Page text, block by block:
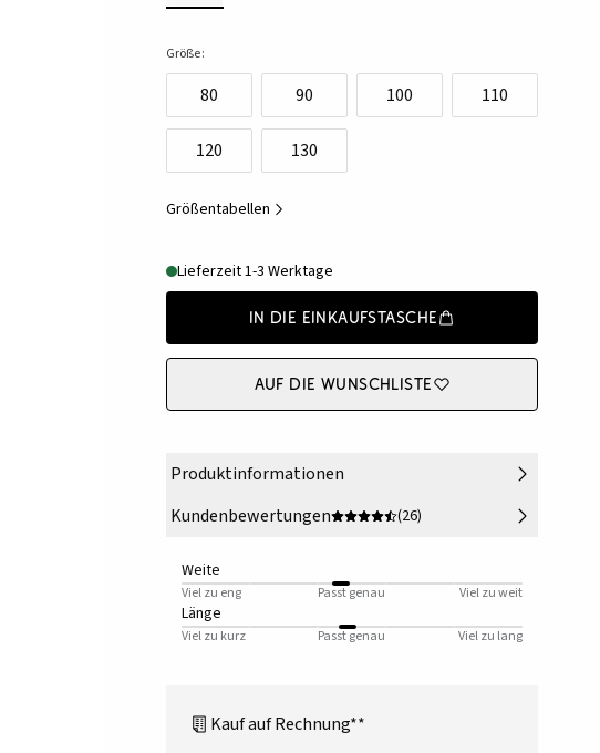
Größe:
80 90 100 110
120 130
Größentabellen
Lieferzeit 1-3 Werktage
In die Einkaufstasche
Auf die Wunschliste
Produktinformationen
Kundenbewertungen
(26)
Weite
Viel zu eng Passt genau Viel zu weit
Länge
Viel zu kurz Passt genau Viel zu lang
Kauf auf Rechnung**